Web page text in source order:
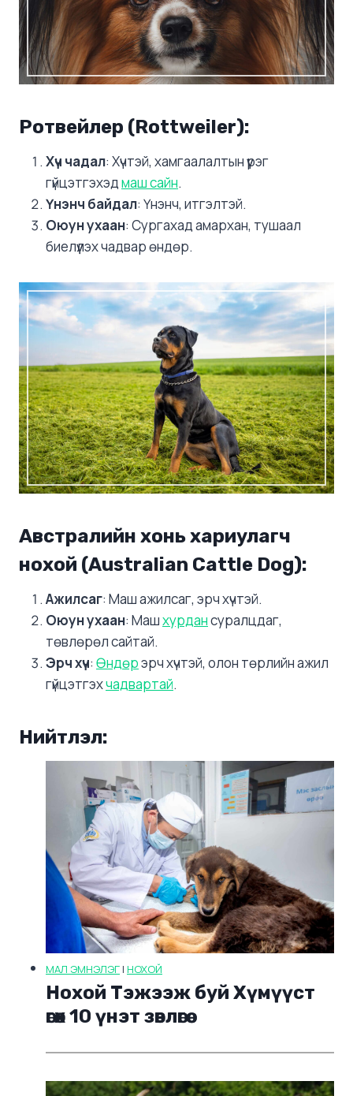
Ротвейлер (Rottweiler):
Хүч чадал: Хүчтэй, хамгаалалтын үүрэг
гүйцэтгэхэдмаш сайн.
Үнэнч байдал: Үнэнч, итгэлтэй.
Оюун ухаан: Сургахад амархан, тушаал
биелүүлэх чадвар өндөр.
Австралийн хонь хариулагч
нохой (Australian Cattle Dog):
Ажилсаг: Маш ажилсаг, эрч хүчтэй.
Оюун ухаан: Машхурдансуралцдаг,
төвлөрөл сайтай.
Эрч хүч: Өндөрэрч хүчтэй, олон төрлийн ажил
гүйцэтгэхчадвартай.
Нийтлэл:
МАЛ ЭМНЭЛЭГ | НОХОЙ
Нохой Тэжээж буй Хүмүүст
өгөх 10 үнэт зөвлөгөө